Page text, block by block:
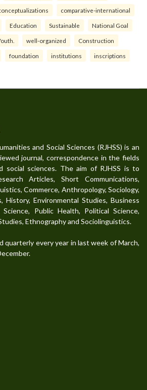
comparative-international
Education Sustainable National Goal
well-organized Construction
foundation institutions inscriptions
and Social Sciences (RJHSS) is an
journal, correspondence in the fields
social sciences. The aim of RJHSS is to
Articles, Short Communications,
Commerce, Anthropology, Sociology,
History, Environmental Studies, Business
Public Health, Political Science,
Ethnography and Sociolinguistics.
quarterly every year in last week of March,